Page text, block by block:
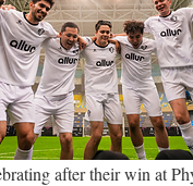
after their win at